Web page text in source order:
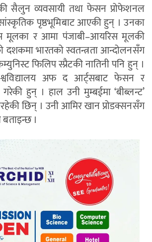
सैलुन व्यवसायी तथा फेसन प्रोफेशनल
पृष्ठभूमिबाट आएकी हुन् । उनका
मूलका र आमा पंजाबी–आयरिस मूलकी
दशकमा भारतको स्वतन्त्रता आन्दोलनसँग
फिलिप स्प्रैटकी नातिनी पनि हुन् ।
अफ द आर्ट्सबाट फेसन र
हुन् । हाल उनी मुम्बईमा ‘बीब्लन्ट’
छिन् । उनी आमिर खान प्रोडक्सनसँग
।